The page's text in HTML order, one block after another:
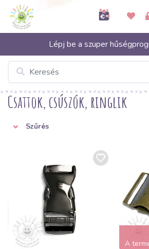
Lépj be a szuper
Csattok, csúszók, ringlik
Szűrés
A